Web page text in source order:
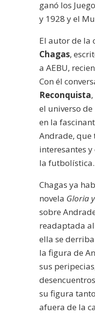
ganó los
y 1928 y el
El autor de la
Chagas,
a AEBU,
Con él
Reconquista
el universo
en la
Andrade, que
interesantes
la futbolística.
Chagas ya
novela Gloria
sobre
readaptada
ella se
la figura de
sus
su figura
afuera de la